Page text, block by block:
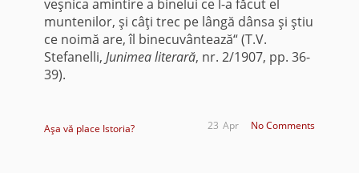
veşnica amintire a binelui ce l-a făcut el
muntenilor, şi câţi trec pe lângă dânsa şi ştiu
ce noimă are, îl binecuvântează“ (T.V.
Stefanelli, Junimea literară, nr. 2/1907, pp. 36-
39).
Aşa vă place Istoria? No Comments
Apr
23